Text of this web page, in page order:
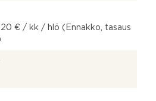
€ / kk / hlö (Ennakko, tasaus